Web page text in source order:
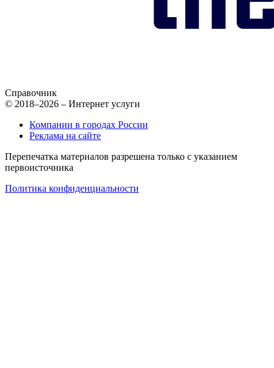
Справочник
© 2018–2026 – Интернет услуги
Компании в городах России
Реклама на сайте
Перепечатка материалов разрешена только с указанием
первоисточника
Политика конфиденциальности